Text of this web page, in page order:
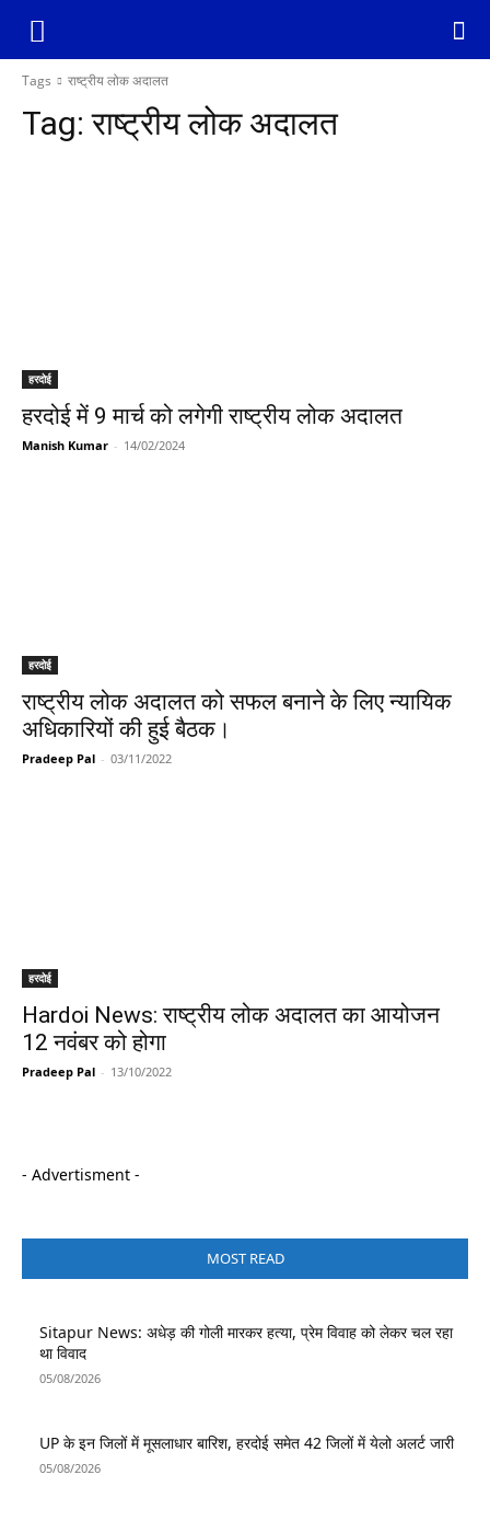
Tags राष्ट्रीय लोक अदालत
Tag:राष्ट्रीय लोक अदालत
हरदोई
हरदोई में 9 मार्च को लगेगी राष्ट्रीय लोक अदालत
Manish Kumar - 14/02/2024
हरदोई
राष्ट्रीय लोक अदालत को सफल बनाने के लिए न्यायिक
अधिकारियों की हुई बैठक।
Pradeep Pal - 03/11/2022
हरदोई
Hardoi News: राष्ट्रीय लोक अदालत का आयोजन
12 नवंबर को होगा
Pradeep Pal - 13/10/2022
- Advertisment -
MOST READ
Sitapur News: अधेड़ की गोली मारकर हत्या, प्रेम विवाह को लेकर चल रहा
था विवाद
05/08/2026
UP के इन जिलों में मूसलाधार बारिश, हरदोई समेत 42 जिलों में येलो अलर्ट जारी
05/08/2026